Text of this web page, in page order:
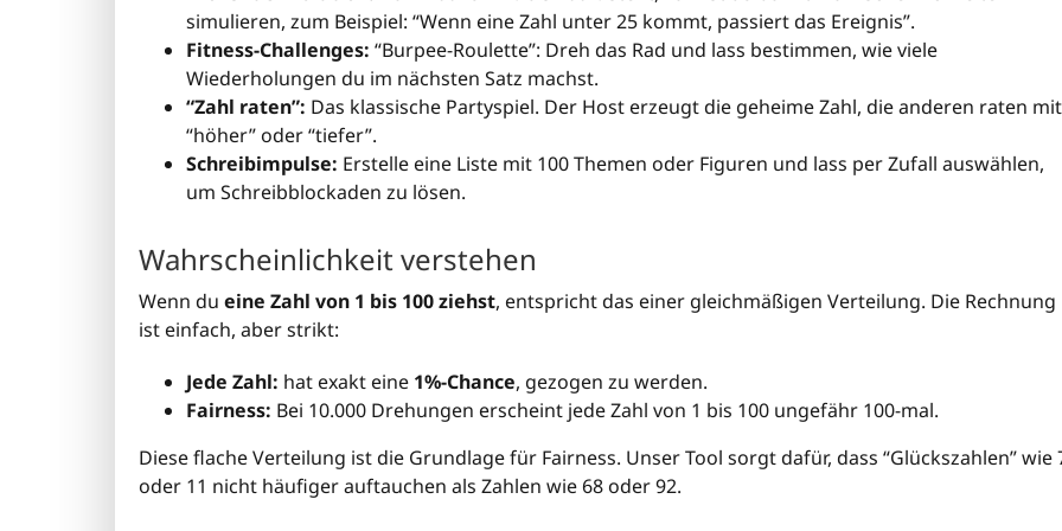
simulieren, zum Beispiel: “Wenn eine Zahl unter 25 kommt, passiert das Ereignis”.
Fitness-Challenges: “Burpee-Roulette”: Dreh das Rad und lass bestimmen, wie viele
Wiederholungen du im nächsten Satz machst.
“Zahl raten”: Das klassische Partyspiel. Der Host erzeugt die geheime Zahl, die anderen raten mit
“höher” oder “tiefer”.
Schreibimpulse: Erstelle eine Liste mit 100 Themen oder Figuren und lass per Zufall auswählen,
um Schreibblockaden zu lösen.
Wahrscheinlichkeit verstehen
Wenn du eine Zahl von 1 bis 100 ziehst, entspricht das einer gleichmäßigen Verteilung. Die Rechnung
ist einfach, aber strikt:
Jede Zahl: hat exakt eine 1%-Chance, gezogen zu werden.
Fairness: Bei 10.000 Drehungen erscheint jede Zahl von 1 bis 100 ungefähr 100-mal.
Diese flache Verteilung ist die Grundlage für Fairness. Unser Tool sorgt dafür, dass “Glückszahlen” wie
oder 11 nicht häufiger auftauchen als Zahlen wie 68 oder 92.